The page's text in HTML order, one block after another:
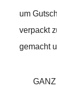
um
verpackt
gemacht